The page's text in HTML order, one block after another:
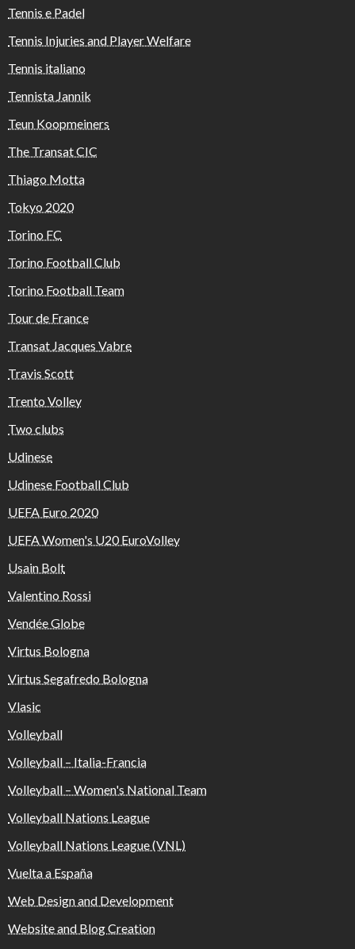
Tennis e Padel
Tennis Injuries and Player Welfare
Tennis italiano
Tennista Jannik
Teun Koopmeiners
The Transat CIC
Thiago Motta
Tokyo 2020
Torino FC
Torino Football Club
Torino Football Team
Tour de France
Transat Jacques Vabre
Travis Scott
Trento Volley
Two clubs
Udinese
Udinese Football Club
UEFA Euro 2020
UEFA Women's U20 EuroVolley
Usain Bolt
Valentino Rossi
Vendée Globe
Virtus Bologna
Virtus Segafredo Bologna
Vlasic
Volleyball
Volleyball – Italia-Francia
Volleyball – Women's National Team
Volleyball Nations League
Volleyball Nations League (VNL)
Vuelta a España
Web Design and Development
Website and Blog Creation